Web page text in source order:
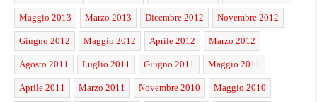
Maggio 2013 Marzo 2013 Dicembre 2012 Novembre 2012
Giugno 2012 Maggio 2012 Aprile 2012 Marzo 2012
Agosto 2011 Luglio 2011 Giugno 2011 Maggio 2011
Aprile 2011 Marzo 2011 Novembre 2010 Maggio 2010